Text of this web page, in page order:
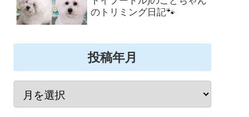
のトリミング日記🐾
投稿年月